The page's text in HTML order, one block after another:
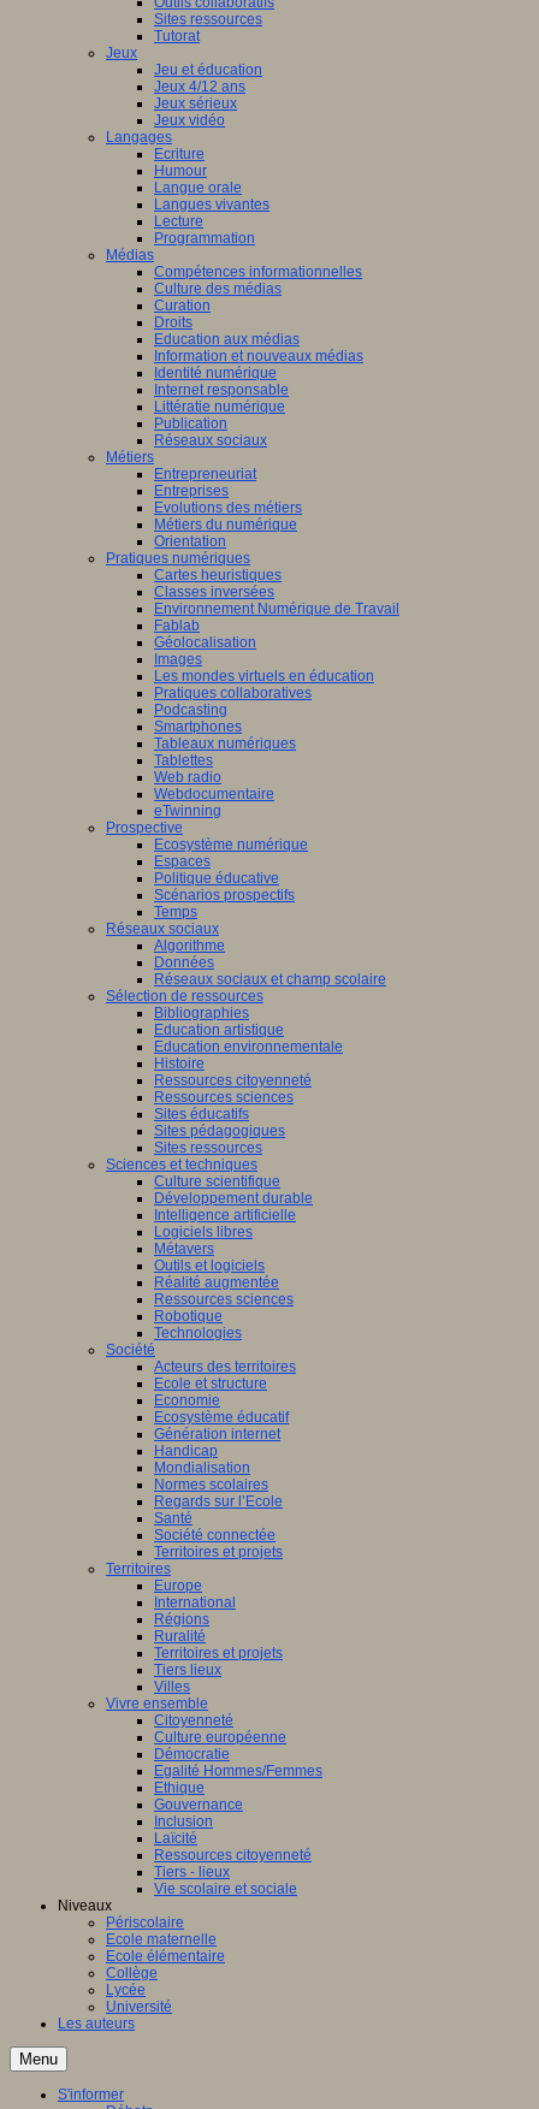
Sites ressources
Tutorat
Jeux
Jeu et éducation
Jeux 4/12 ans
Jeux sérieux
Jeux vidéo
Langages
Ecriture
Humour
Langue orale
Langues vivantes
Lecture
Programmation
Médias
Compétences informationnelles
Culture des médias
Curation
Droits
Education aux médias
Information et nouveaux médias
Identité numérique
Internet responsable
Littératie numérique
Publication
Réseaux sociaux
Métiers
Entrepreneuriat
Entreprises
Evolutions des métiers
Métiers du numérique
Orientation
Pratiques numériques
Cartes heuristiques
Classes inversées
Environnement Numérique de Travail
Fablab
Géolocalisation
Images
Les mondes virtuels en éducation
Pratiques collaboratives
Podcasting
Smartphones
Tableaux numériques
Tablettes
Web radio
Webdocumentaire
eTwinning
Prospective
Ecosystème numérique
Espaces
Politique éducative
Scénarios prospectifs
Temps
Réseaux sociaux
Algorithme
Données
Réseaux sociaux et champ scolaire
Sélection de ressources
Bibliographies
Education artistique
Education environnementale
Histoire
Ressources citoyenneté
Ressources sciences
Sites éducatifs
Sites pédagogiques
Sites ressources
Sciences et techniques
Culture scientifique
Développement durable
Intelligence artificielle
Logiciels libres
Métavers
Outils et logiciels
Réalité augmentée
Ressources sciences
Robotique
Technologies
Société
Acteurs des territoires
Ecole et structure
Economie
Ecosystème éducatif
Génération internet
Handicap
Mondialisation
Normes scolaires
Regards sur l’Ecole
Santé
Société connectée
Territoires et projets
Territoires
Europe
International
Régions
Ruralité
Territoires et projets
Tiers lieux
Villes
Vivre ensemble
Citoyenneté
Culture européenne
Démocratie
Egalité Hommes/Femmes
Ethique
Gouvernance
Inclusion
Laïcité
Ressources citoyenneté
Tiers - lieux
Vie scolaire et sociale
Niveaux
Périscolaire
Ecole maternelle
Ecole élémentaire
Collège
Lycée
Université
Les auteurs
Menu
S'informer